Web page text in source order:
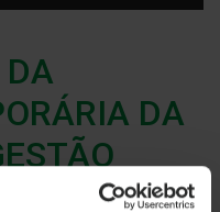
DA
DA